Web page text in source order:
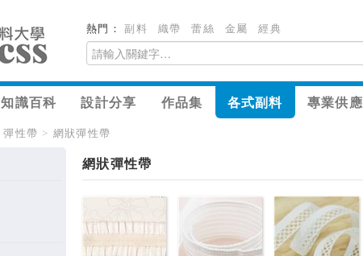
熱門：副料 織帶 蕾絲 金屬 經典
知識百科 設計分享 作品集 各式副料 專業供應
彈性帶 > 網狀彈性帶
網狀彈性帶